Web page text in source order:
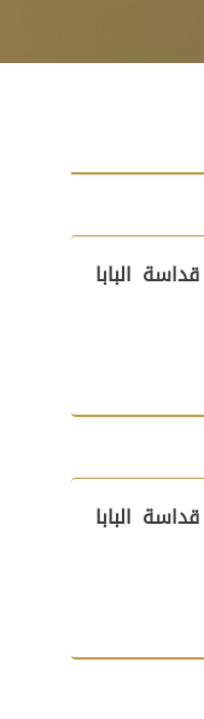
البابا
البابا